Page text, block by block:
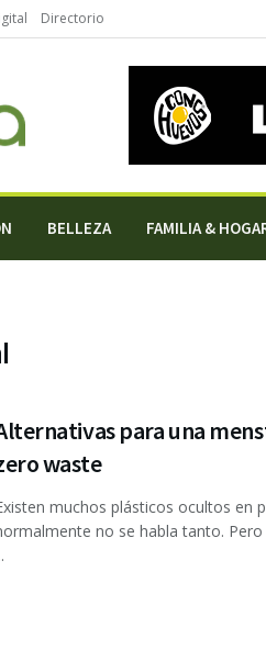
Directorio
BELLEZA FAMILIA &
para una
waste
muchos plásticos ocultos en
no se habla tanto.